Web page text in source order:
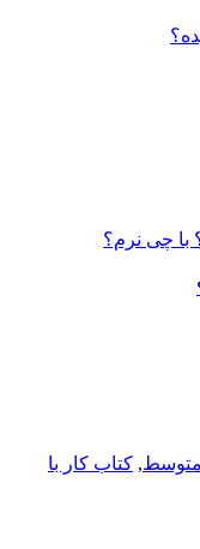
, کتاب کار با